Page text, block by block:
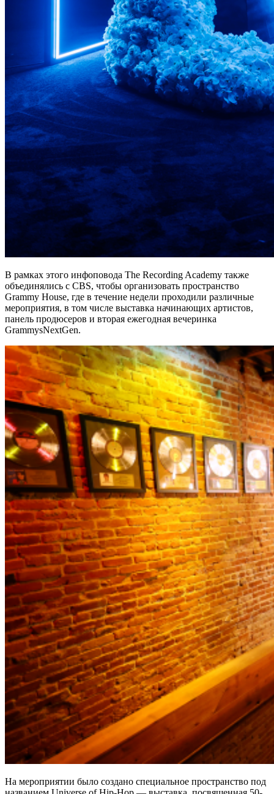
В рамках этого инфоповода The Recording Academy также
объединялись с CBS, чтобы организовать пространство
Grammy House, где в течение недели проходили различные
мероприятия, в том числе выставка начинающих артистов,
панель продюсеров и вторая ежегодная вечеринка
GrammysNextGen.
На мероприятии было создано специальное пространство под